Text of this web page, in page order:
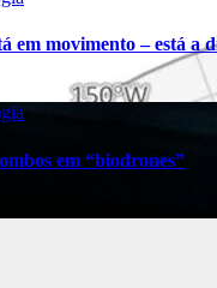
em movimento – está
em “biodrones”